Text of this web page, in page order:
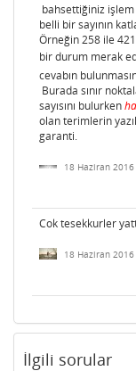
bahsettiğiniz
belli bir sayının
Örneğin 258 ile 421
bir durum merak
cevabın
Burada sınır
sayısını bulurken
olan terimlerin
garanti.
18 Haziran 2016
Cok tesekkurler
18 Haziran 2016
İlgili sorular